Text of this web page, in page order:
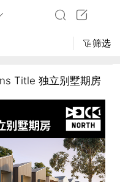
筛选
Title 独立别墅期房